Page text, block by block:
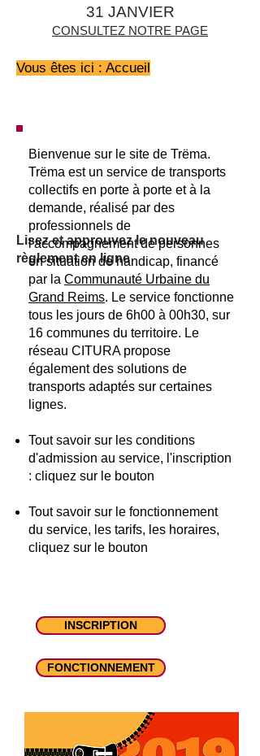
31 JANVIER
CONSULTEZ NOTRE PAGE
Vous êtes ici : Accueil
Lisez et approuvez le nouveau
règlement en ligne
Bienvenue sur le site de Trëma.
Trëma est un service de transports
collectifs en porte à porte et à la
demande, réalisé par des
professionnels de
l'accompagnement de personnes
en situation de handicap, financé
par la Communauté Urbaine du
Grand Reims. Le service fonctionne
tous les jours de 6h00 à 00h30, sur
16 communes du territoire. Le
réseau CITURA propose
également des solutions de
transports adaptés sur certaines
lignes.
Tout savoir sur les conditions
d'admission au service, l'inscription
: cliquez sur le bouton
Tout savoir sur le fonctionnement
du service, les tarifs, les horaires,
cliquez sur le bouton
INSCRIPTION
FONCTIONNEMENT